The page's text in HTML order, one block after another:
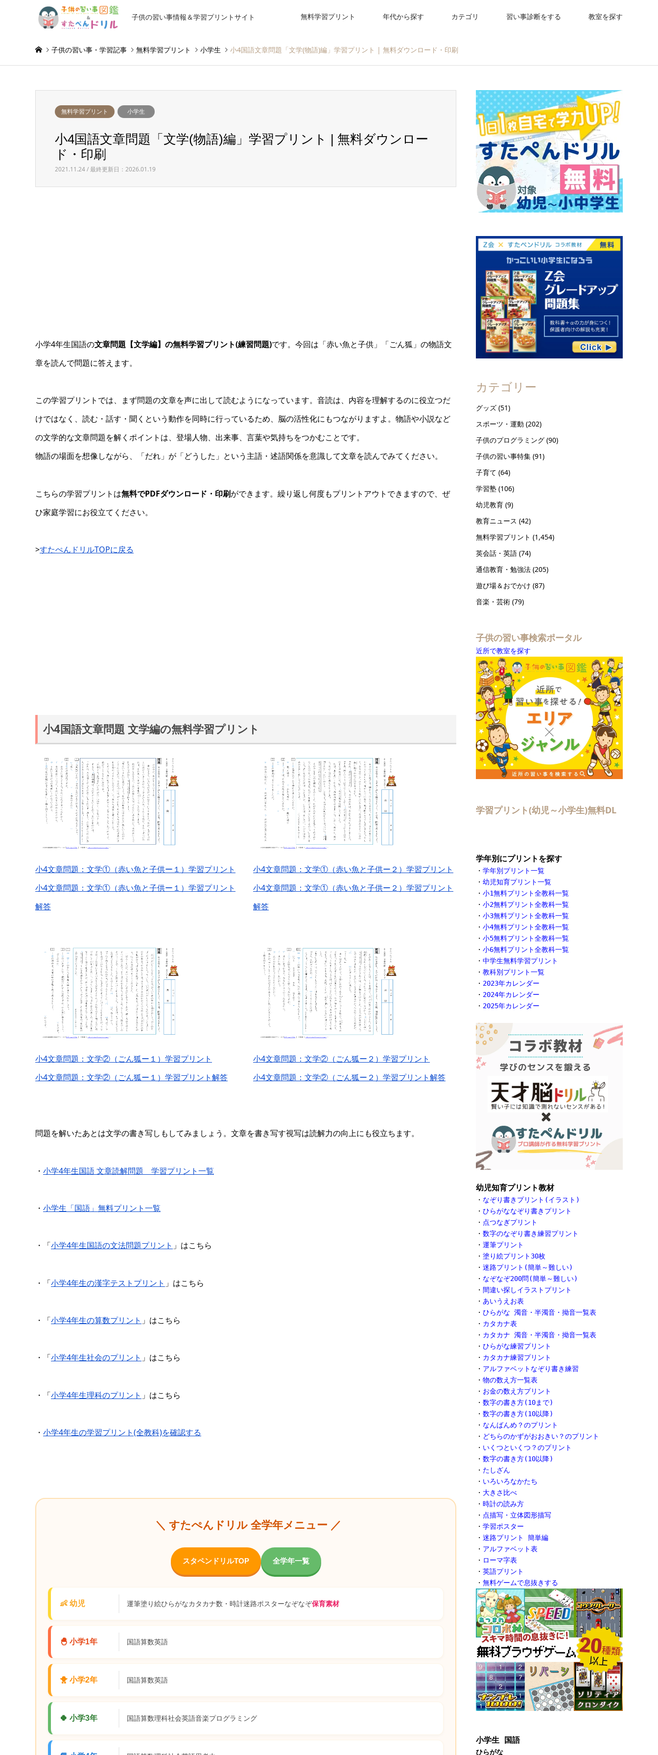
子供の習い事情報＆学習プリントサイト 無料学習プリント 年代から探す カテゴリ 習い事診断をする 教室を探す
子供の習い事・学習記事 無料学習プリント 小学生 小4国語文章問題「文学(物語)編」学習プリント | 無料ダウンロード・印刷
無料学習プリント 小学生
小4国語文章問題「文学(物語)編」学習プリント | 無料ダウンロー
ド・印刷
2021.11.24 / 最終更新日：2026.01.19
小学4年生国語の文章問題【文学編】の無料学習プリント(練習問題)です。今回は「赤い魚と子供」「ごん狐」の物語文
章を読んで問題に答えます。
この学習プリントでは、まず問題の文章を声に出して読むようになっています。音読は、内容を理解するのに役立つだ
けではなく、読む・話す・聞くという動作を同時に行っているため、脳の活性化にもつながりますよ。物語や小説など
の文学的な文章問題を解くポイントは、登場人物、出来事、言葉や気持ちをつかむことです。
物語の場面を想像しながら、「だれ」が「どうした」という主語・述語関係を意識して文章を読んでみてください。
こちらの学習プリントは無料でPDFダウンロード・印刷ができます。繰り返し何度もプリントアウトできますので、ぜ
ひ家庭学習にお役立てください。
>すたぺんドリルTOPに戻る
小4国語文章問題 文学編の無料学習プリント
小4文章問題：文学①（赤い魚と子供ー１）学習プリント
小4文章問題：文学①（赤い魚と子供ー１）学習プリント
解答
小4文章問題：文学①（赤い魚と子供ー２）学習プリント
小4文章問題：文学①（赤い魚と子供ー２）学習プリント
解答
小4文章問題：文学②（ごん狐ー１）学習プリント
小4文章問題：文学②（ごん狐ー１）学習プリント解答
小4文章問題：文学②（ごん狐ー２）学習プリント
小4文章問題：文学②（ごん狐ー２）学習プリント解答
問題を解いたあとは文学の書き写しもしてみましょう。文章を書き写す視写は読解力の向上にも役立ちます。
・ 小学4年生国語 文章読解問題 学習プリント一覧
・ 小学生「国語」無料プリント一覧
・「小学4年生国語の文法問題プリント 」はこちら
・「小学4年生の漢字テストプリント 」はこちら
・「小学4年生の算数プリント 」はこちら
・「小学4年生社会のプリント 」はこちら
・「小学4年生理科のプリント 」はこちら
・ 小学4年生の学習プリント(全教科)を確認する
＼ すたぺんドリル 全学年メニュー ／
スタペンドリルTOP 全学年一覧
👶 幼児 運筆塗り絵ひらがなカタカナ数・時計迷路ポスターなぞなぞ保育素材
🐣 小学1年 国語算数英語
🐥 小学2年 国語算数英語
🍀 小学3年 国語算数理科社会英語音楽プログラミング
カテゴリー
グッズ (51)
スポーツ・運動 (202)
子供のプログラミング (90)
子供の習い事特集 (91)
子育て (64)
学習塾 (106)
幼児教育 (9)
教育ニュース (42)
無料学習プリント (1,454)
英会話・英語 (74)
通信教育・勉強法 (205)
遊び場＆おでかけ (87)
音楽・芸術 (79)
子供の習い事検索ポータル
近所で教室を探す
学習プリント(幼児～小学生)無料DL
学年別にプリントを探す
・ 学年別プリント一覧
・ 幼児知育プリント一覧
・ 小1無料プリント全教科一覧
・ 小2無料プリント全教科一覧
・ 小3無料プリント全教科一覧
・ 小4無料プリント全教科一覧
・ 小5無料プリント全教科一覧
・ 小6無料プリント全教科一覧
・ 中学生無料学習プリント
・ 教科別プリント一覧
・ 2023年カレンダー
・ 2024年カレンダー
・ 2025年カレンダー
幼児知育プリント教材
・ なぞり書きプリント(イラスト)
・ ひらがななぞり書きプリント
・ 点つなぎプリント
・ 数字のなぞり書き練習プリント
・ 運筆プリント
・ 塗り絵プリント30枚
・ 迷路プリント(簡単～難しい)
・ なぞなぞ200問(簡単～難しい)
・ 間違い探しイラストプリント
・ あいうえお表
・ ひらがな 濁音・半濁音・拗音一覧表
・ カタカナ表
・ カタカナ 濁音・半濁音・拗音一覧表
・ ひらがな練習プリント
・ カタカナ練習プリント
・ アルファベットなぞり書き練習
・ 物の数え方一覧表
・ お金の数え方プリント
・ 数字の書き方(10まで)
・ 数字の書き方(10以降)
・ なんばんめ？のプリント
・ どちらのかずがおおきい？のプリント
・ いくつといくつ？のプリント
・ 数字の書き方(10以降)
・ たしざん
・ いろいろなかたち
・ 大きさ比べ
・ 時計の読み方
・ 点描写・立体図形描写
・ 学習ポスター
・ 迷路プリント 簡単編
・ アルファベット表
・ ローマ字表
・ 英語プリント
・ 無料ゲームで息抜きする
小学生 国語
ひらがな